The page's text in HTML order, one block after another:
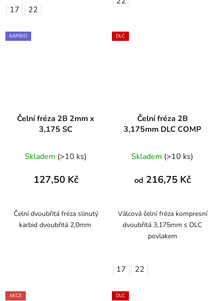
17 22
KARBID
Čelní fréza 2B 2mm x
3,175 SC
Skladem (>10 ks)
127,50 Kč
Čelní dvoubřitá fréza slinutý
karbid dvoubřitá 2,0mm
DLC
Čelní fréza 2B
3,175mm DLC COMP
Skladem (>10 ks)
od 216,75 Kč
Válcová čelní fréza kompresní
dvoubřitá 3,175mm s DLC
povlakem
17 22
AKCE
DLC